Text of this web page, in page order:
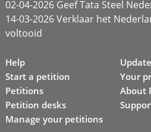
02-04-2026 Geef Tata Steel
14-03-2026 Verklaar het
voltooid
Help
Start a petition
Petitions
Petition desks
Manage your petitions
Your
About